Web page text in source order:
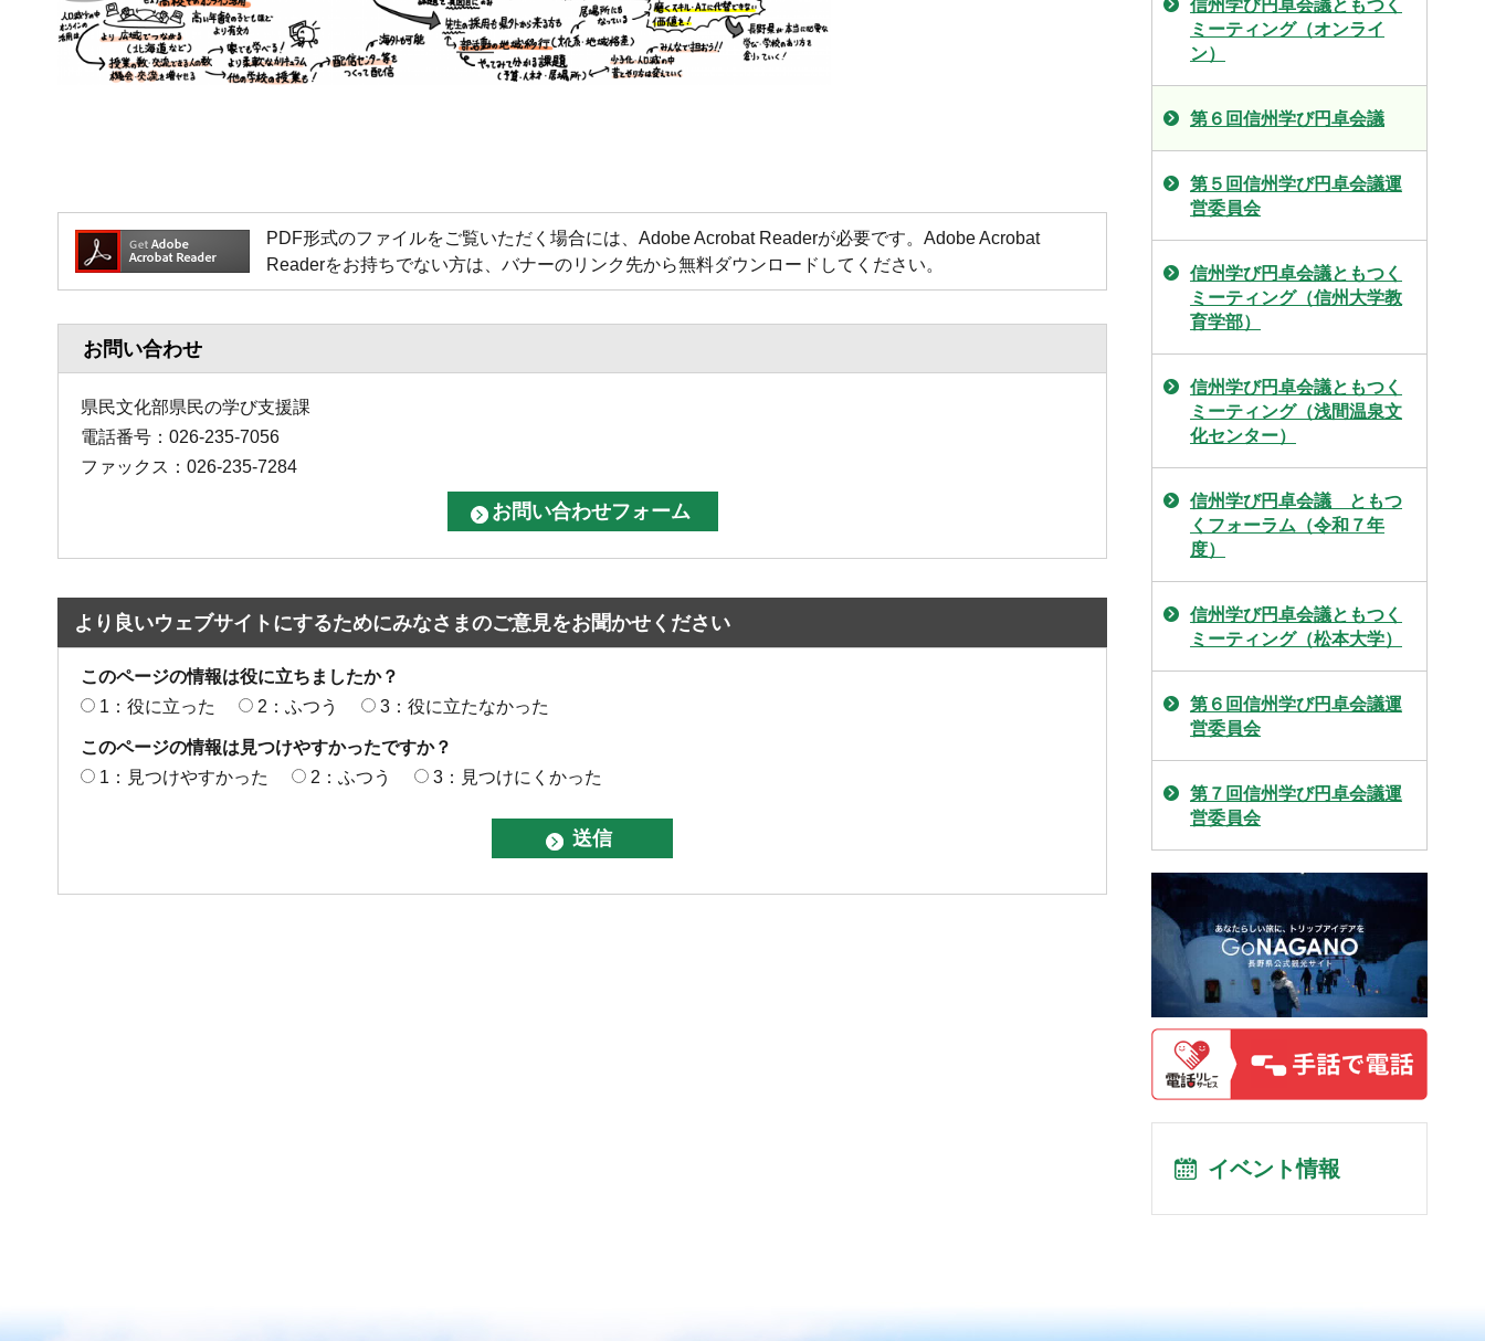
PDF形式のファイルをご覧いただく場合には、Adobe Acrobat Readerが必要です。Adobe Acrobat
Readerをお持ちでない方は、バナーのリンク先から無料ダウンロードしてください。
お問い合わせ
県民文化部県民の学び支援課
電話番号：026-235-7056
ファックス：026-235-7284
より良いウェブサイトにするためにみなさまのご意見をお聞かせください
このページの情報は役に立ちましたか？
1：役に立った
2：ふつう 3：役に立たなかった
このページの情報は見つけやすかったですか？
1：見つけやすかった
2：ふつう 3：見つけにくかった
信州学び円卓会議ともつく
ミーティング（オンライ
ン）
第６回信州学び円卓会議
第５回信州学び円卓会議運
営委員会
信州学び円卓会議ともつく
ミーティング（信州大学教
育学部）
信州学び円卓会議ともつく
ミーティング（浅間温泉文
化センター）
信州学び円卓会議 ともつ
くフォーラム（令和７年
度）
信州学び円卓会議ともつく
ミーティング（松本大学）
第６回信州学び円卓会議運
営委員会
第７回信州学び円卓会議運
営委員会
イベント情報